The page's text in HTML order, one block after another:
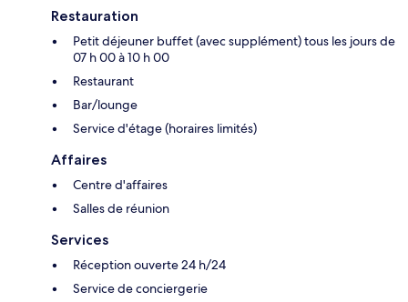
Restauration
Petit déjeuner buffet (avec supplément) tous les jours de
07 h 00 à 10 h 00
Restaurant
Bar/lounge
Service d'étage (horaires limités)
Affaires
Centre d'affaires
Salles de réunion
Services
Réception ouverte 24 h/24
Service de conciergerie